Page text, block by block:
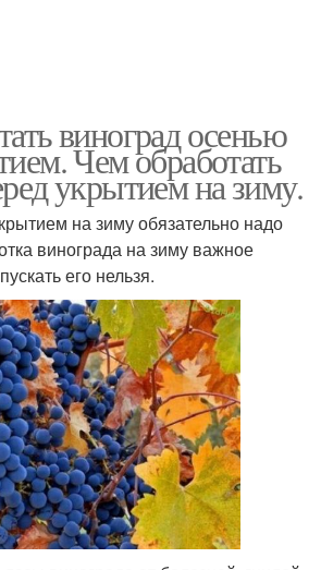
виноград осенью
Чем обработать
укрытием на зиму.
на зиму обязательно надо
винограда на зиму важное
его нельзя.